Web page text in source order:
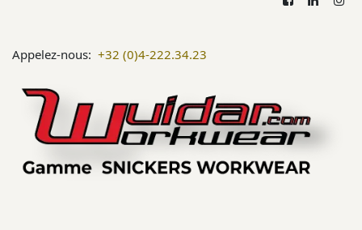
Appelez-nous: +32 (0)4-222.34.23